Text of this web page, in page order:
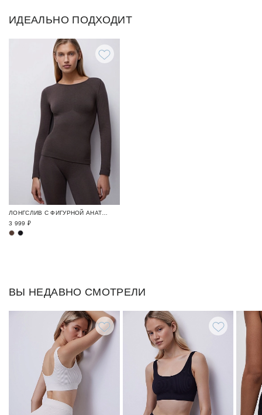
ИДЕАЛЬНО ПОДХОДИТ
ЛОНГСЛИВ С ФИГУРНОЙ АНАТОМИЧЕСКОЙ ВЯЗКОЙ БАЗОВЫЕ ЛЕГИНСЫ / ESSENTIALS
3 999 ₽
ВЫ НЕДАВНО СМОТРЕЛИ